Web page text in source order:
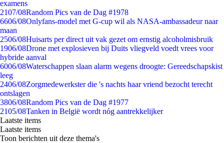
examens
2107/08Random Pics van de Dag #1978
6606/08Onlyfans-model met G-cup wil als NASA-ambassadeur naar
maan
2506/08Huisarts per direct uit vak gezet om ernstig alcoholmisbruik
1906/08Drone met explosieven bij Duits vliegveld voedt vrees voor
hybride aanval
6006/08Waterschappen slaan alarm wegens droogte: Gereedschapskist
leeg
2406/08Zorgmedewerkster die 's nachts haar vriend bezocht terecht
ontslagen
3806/08Random Pics van de Dag #1977
2105/08Tanken in België wordt nóg aantrekkelijker
Laatste items
Laatste items
Toon berichten uit deze thema's